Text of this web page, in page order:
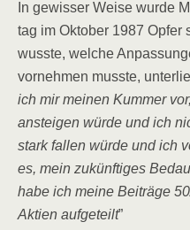
In gewis­ser Wei­se wur­de
tag im Okto­ber 1987 Opfer
wuss­te, wel­che
vor­neh­men muss­te,
ich mir mei­nen Kum­mer
anstei­gen wür­de und ich
stark fal­len wür­de und ich
es, mein zukünf­ti­ges
habe ich mei­ne Bei­trä­ge
Akti­en auf­ge­teilt”